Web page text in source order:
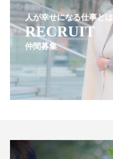
人が幸せになる仕事とは
RECRUIT
仲間募集